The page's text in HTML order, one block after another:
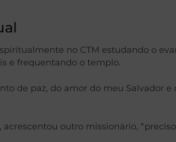
no CTM estudando o
e frequentando o templo.
de paz, do amor do meu Salvador
acrescentou outro missionário,